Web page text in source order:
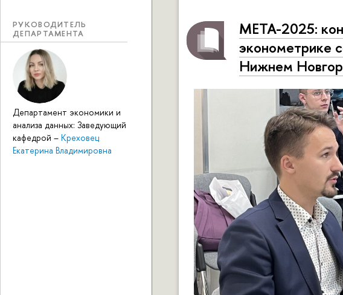
РУКОВОДИТЕЛЬ
ДЕПАРТАМЕНТА
Департамент экономики и
анализа данных: Заведующий
кафедрой – Креховец
Екатерина Владимировна
META-2025:
эконометрике
Нижнем